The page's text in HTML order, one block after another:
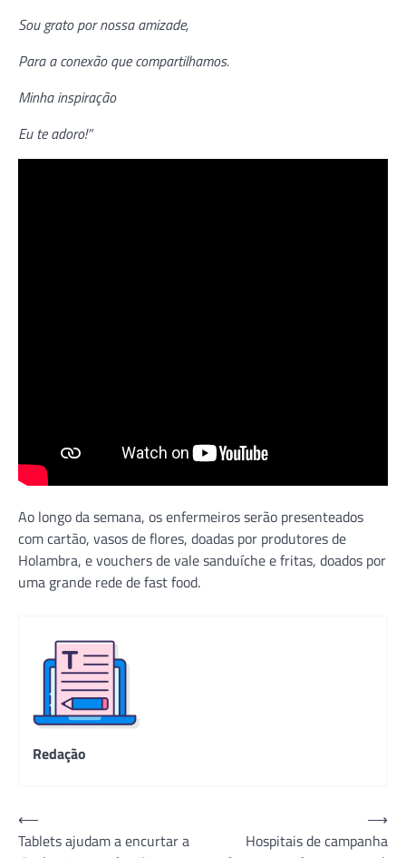
Sou grato por nossa amizade,
Para a conexão que compartilhamos.
Minha inspiração
Eu te adoro!”
Ao longo da semana, os enfermeiros serão presenteados
com cartão, vasos de flores, doadas por produtores de
Holambra, e vouchers de vale sanduíche e fritas, doados por
uma grande rede de fast food.
Redação
Navegação
de
⟵
Tablets ajudam a encurtar a
Hospitais de campanha
⟶